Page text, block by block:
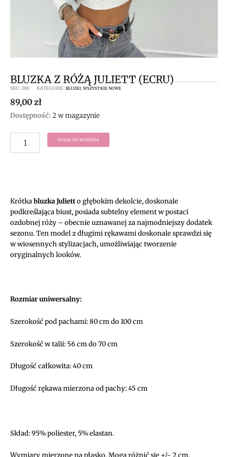
BLUZKA Z RÓŻĄ JULIETT (ECRU)
SKU:288 KATEGORIE: BLUZKI WSZYSTKIE NOWE
89,00 zł
Dostępność: 2 w magazynie
ilość
z
różą
Juliett
DODAJ DO KOSZYKA
Krótkabluzka Julietto głębokim dekolcie, doskonale
podkreślająca biust, posiada subtelny element w postaci
ozdobnej róży – obecnie uznawanej za najmodniejszy dodatek
sezonu. Ten model z długimi rękawami doskonale sprawdzi się
w wiosennych stylizacjach, umożliwiając tworzenie
oryginalnych looków.
Rozmiar uniwersalny:
Szerokość pod pachami: 80 cm do 100 cm
Szerokość w talii: 56 cm do 70 cm
Długość całkowita: 40 cm
Długość rękawa mierzona od pachy: 45 cm
Skład: 95% poliester, 5% elastan.